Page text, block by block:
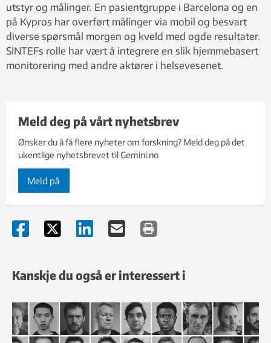
utstyr og målinger. En pasientgruppe i Barcelona og en
på Kypros har overført målinger via mobil og besvart
diverse spørsmål morgen og kveld med ogde resultater.
SINTEFs rolle har vært å integrere en slik hjemmebasert
monitorering med andre aktører i helsevesenet.
Meld deg på vårt nyhetsbrev
Ønsker du å få flere nyheter om forskning? Meld deg på det
ukentlige nyhetsbrevet til Gemini.no
Meld på
Kanskje du også er interessert i